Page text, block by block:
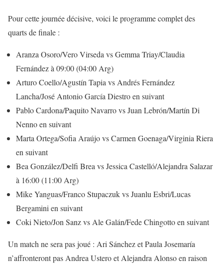
Pour cette journée décisive, voici le programme complet des
quarts de finale :
Aranza Osoro/Vero Virseda vs Gemma Triay/Claudia
Fernández à 09:00 (04:00 Arg)
Arturo Coello/Agustín Tapia vs Andrés Fernández
Lancha/José Antonio García Diestro en suivant
Pablo Cardona/Paquito Navarro vs Juan Lebrón/Martín Di
Nenno en suivant
Marta Ortega/Sofia Araújo vs Carmen Goenaga/Virginia Riera
en suivant
Bea González/Delfi Brea vs Jessica Castelló/Alejandra Salazar
à 16:00 (11:00 Arg)
Mike Yanguas/Franco Stupaczuk vs Juanlu Esbri/Lucas
Bergamini en suivant
Coki Nieto/Jon Sanz vs Ale Galán/Fede Chingotto en suivant
Un match ne sera pas joué : Ari Sánchez et Paula Josemaría
n’affronteront pas Andrea Ustero et Alejandra Alonso en raison